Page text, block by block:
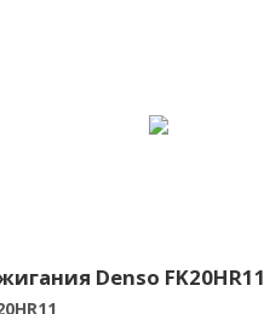
Denso FK20HR11